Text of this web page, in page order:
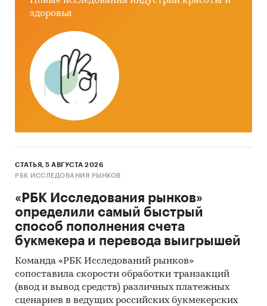
здоровья
СТАТЬЯ, 5 АВГУСТА 2026
РБК ИССЛЕДОВАНИЯ РЫНКОВ
«РБК Исследования рынков»
определили самый быстрый
способ пополнения счета
букмекера и перевода выигрышей
Команда «РБК Исследований рынков»
сопоставила скорости обработки транзакций
(ввод и вывод средств) различных платежных
сценариев в ведущих российских букмекерских